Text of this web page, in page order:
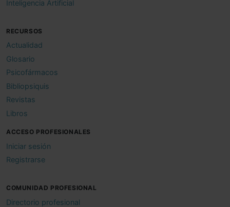
Inteligencia Artificial
RECURSOS
Actualidad
Glosario
Psicofármacos
Bibliopsiquis
Revistas
Libros
ACCESO PROFESIONALES
Iniciar sesión
Registrarse
COMUNIDAD PROFESIONAL
Directorio profesional